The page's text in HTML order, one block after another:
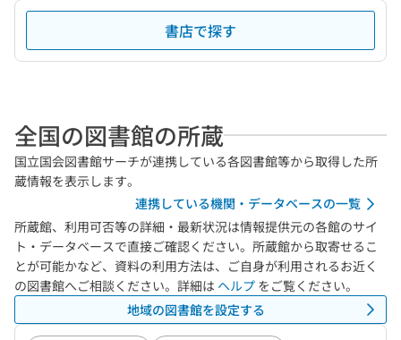
書店で探す
全国の図書館の所蔵
国立国会図書館サーチが連携している各図書館等から取得した所
蔵情報を表示します。
連携している機関・データベースの一覧
所蔵館、利用可否等の詳細・最新状況は情報提供元の各館のサイ
ト・データベースで直接ご確認ください。所蔵館から取寄せるこ
とが可能かなど、資料の利用方法は、ご自身が利用されるお近く
の図書館へご相談ください。詳細は ヘルプ をご覧ください。
地域の図書館を設定する